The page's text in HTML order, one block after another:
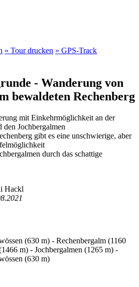
» Tour drucken » GPS-Track
- Wanderung von
bewaldeten Rechenberg
mit Einkehrmöglichkeit an der
den Jochbergalmen
gibt es eine unschwierige, aber
durch das schattige
Hackl
(630 m) - Rechenbergalm (1160
m) - Jochbergalmen (1265 m) -
(630 m)